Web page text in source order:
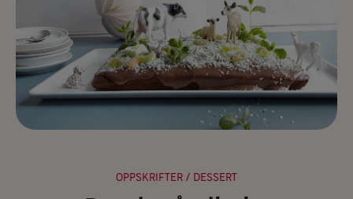
OPPSKRIFTER / DESSERT